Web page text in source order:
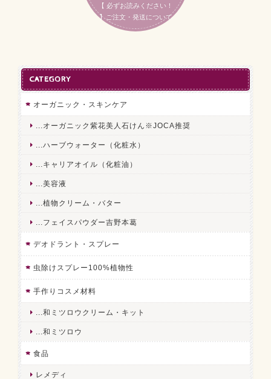
【 必ずお読みください！
】ご注文・発送について
CATEGORY
オーガニック・スキンケア
...オーガニック紫花美人石けん※JOCA推奨
...ハーブウォーター（化粧水）
...キャリアオイル（化粧油）
...美容液
...植物クリーム・バター
...フェイスパウダー吉野本葛
デオドラント・スプレー
虫除けスプレー100%植物性
手作りコスメ材料
...和ミツロウクリーム・キット
...和ミツロウ
食品
レメディ